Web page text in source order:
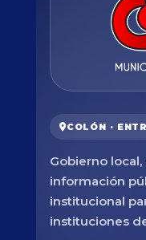
COLÓN ·
Gobierno
información
institucional
instituciones